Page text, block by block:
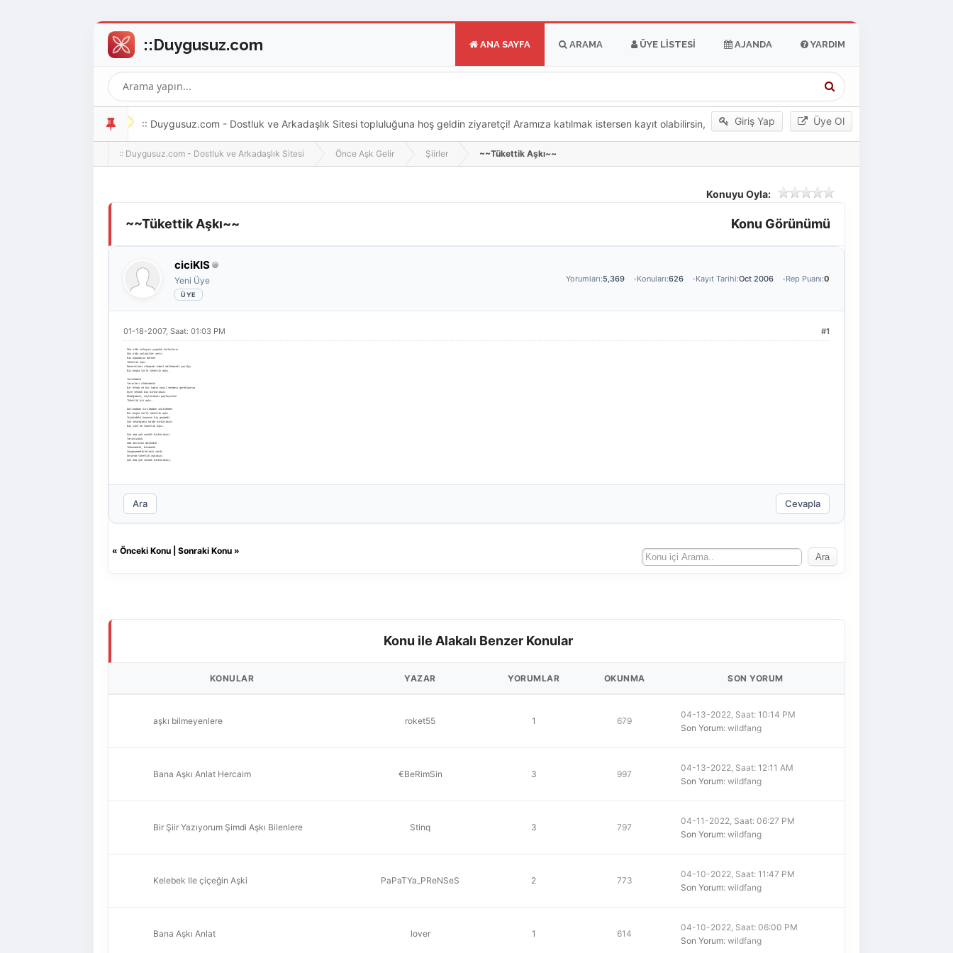
ANA SAYFA ARAMA ÜYE LISTESI AJANDA YARDIM
Giriş Yap Üye Ol
:: Duygusuz.com - Dostluk ve Arkadaşlık Sitesi topluluğuna hoş geldin ziyaretçi! Aramıza katılmak istersen kayıt olabilirsin,
oldukça kolay ve zahmetsizdir.
:: Duygusuz.com - Dostluk ve Arkadaşlık Sitesi Önce Aşk Gelir Şiirler ~~Tükettik Aşkı~~
Konuyu Oyla:
Konu Görünümü
~~Tükettik Aşkı~~
ciciKIS
Yeni Üye Yorumları:5,369 Konuları:626 Kayıt Tarihi:Oct 2006 Rep Puanı:0
#1
01-18-2007, Saat: 01:03 PM
Gün oldu telaşını yaşadık korkuların
Gün oldu çelişkiler yetti
Biz kopamayız derken
Tükettik aşkı
Mazeretimiz olamazdı kabul edilemezdi yanılgı
Biz başka türlü tükettik aşkı.
Yorulmadık
Yarınları aldatmadık
Bir erkek ve bir kadın nasıl sevmesi gerekiyorsa
Öyle sevdik biz birbirimizi
Ekmeğimizi, zeytinimizi paylaşırken
Tükettik biz aşkı.
Darılmadan kırılmadan incitmeden
Bir başka türlü tükettik aşkı
İçimizdeki heyecan hiç geçmedi
Çok sevdiğimiz halde birbirimizi
Biz yine de tükettik aşkı.
Çok ama çok sevdik birbirimizi
Yarınsızdık
Ama mutluluk düşledik
Tükenmedik, bitmedik
Vazgeçemediklerimiz vardı
Onlarda tükettik aşkımızı
Çok ama çok sevdik birbirimizi.
Ara Cevapla
« Önceki Konu Sonraki Konu »
Konu ile Alakalı Benzer Konular
KONULAR YAZAR YORUMLAR OKUNMA SON YORUM
aşkı bilmeyenlere roket55 1 679
04-13-2022, Saat: 10:14 PM
Son Yorum: wildfang
Bana Aşkı Anlat Hercaim €BeRimSin 3 997
04-13-2022, Saat: 12:11 AM
Son Yorum: wildfang
Bir Şiir Yazıyorum Şimdi Aşkı Bilenlere Stinq 3 797
04-11-2022, Saat: 06:27 PM
Son Yorum: wildfang
Kelebek Ile çiçeğin Aşki PaPaTYa_PReNSeS 2 773
04-10-2022, Saat: 11:47 PM
Son Yorum: wildfang
Bana Aşkı Anlat lover 1 614
04-10-2022, Saat: 06:00 PM
Son Yorum: wildfang